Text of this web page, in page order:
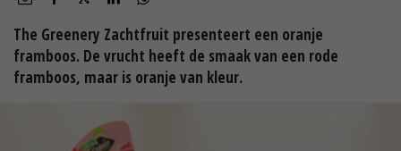
The Greenery Zachtfruit presenteert een oranje
framboos. De vrucht heeft de smaak van een rode
framboos, maar is oranje van kleur.